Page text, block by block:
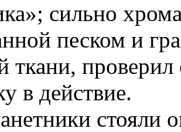
сильно
песком и
ткани,
в действие.
стояли